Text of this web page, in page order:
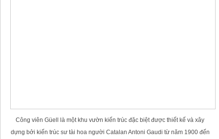
Công viên Güell là một khu vườn kiến trúc đặc biệt được thiết kế và xây
dựng bởi kiến trúc sư tài hoa người Catalan Antoni Gaudi từ năm 1900 đến